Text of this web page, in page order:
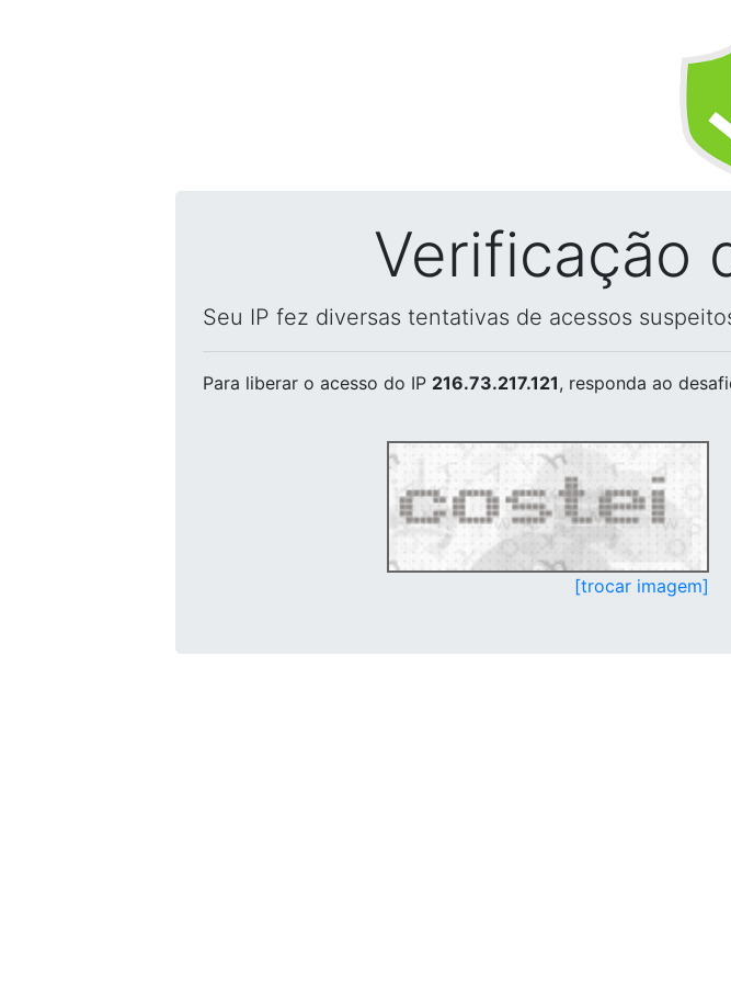
Verificação
Seu IP fez diversas tentativas de acessos
Para liberar o acesso do IP 216.73.217.121, responda ao
[trocar imagem]